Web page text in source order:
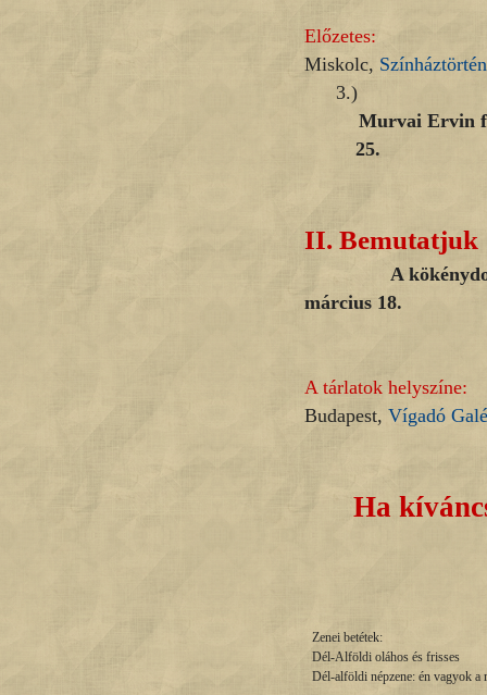
Előzetes:
Miskolc,
3.)
Murvai Ervin
25.
II. Bemutatjuk
A kökénydombi
március 18.
A tárlatok helyszíne:
Budapest, Vígadó
Ha
Zenei betétek:
Dél-Alföldi oláhos és frisses
Dél-alföldi népzene: én vagyok a